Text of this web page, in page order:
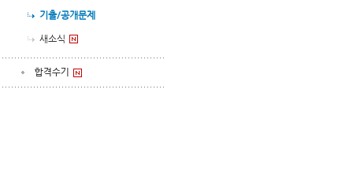
기출/공개문제
새소식
합격수기